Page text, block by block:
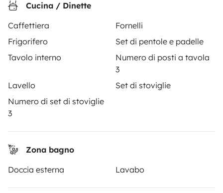
Cucina / Dinette
Caffettiera
Fornelli
Frigorifero
Set di pentole e padelle
Tavolo interno
Numero di posti a tavola
3
Lavello
Set di stoviglie
Numero di set di stoviglie
3
Zona bagno
Doccia esterna
Lavabo
NOLEGGIO CAMPER
Come funziona?
Recensioni degli utenti
Aiuto viaggiatore
PROPRIETARI